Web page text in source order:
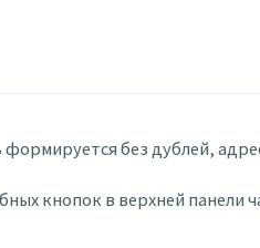
без дублей,
кнопок в верхней панели